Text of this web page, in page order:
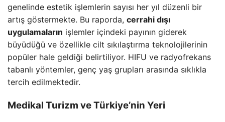
genelinde estetik işlemlerin sayısı her yıl düzenli bir
artış göstermekte. Bu raporda, cerrahi dışı
uygulamaların işlemler içindeki payının giderek
büyüdüğü ve özellikle cilt sıkılaştırma teknolojilerinin
popüler hale geldiği belirtiliyor. HIFU ve radyofrekans
tabanlı yöntemler, genç yaş grupları arasında sıklıkla
tercih edilmektedir.
Medikal Turizm ve Türkiye’nin Yeri